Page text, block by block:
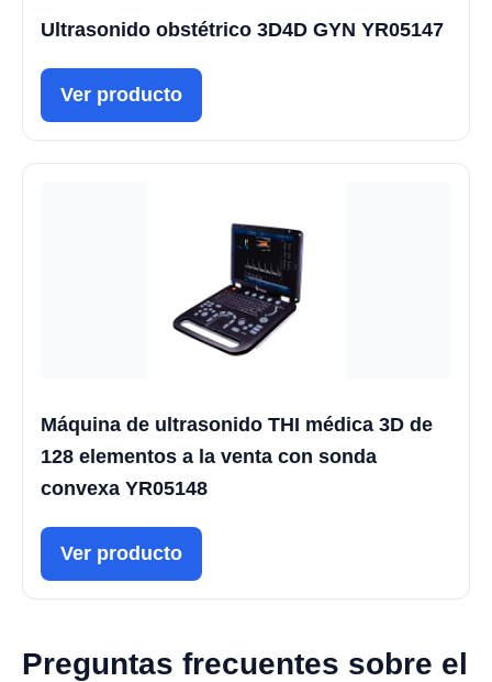
Ultrasonido obstétrico 3D4D GYN YR05147
Ver producto
Máquina de ultrasonido THI médica 3D de
128 elementos a la venta con sonda
convexa YR05148
Ver producto
Preguntas frecuentes sobre el